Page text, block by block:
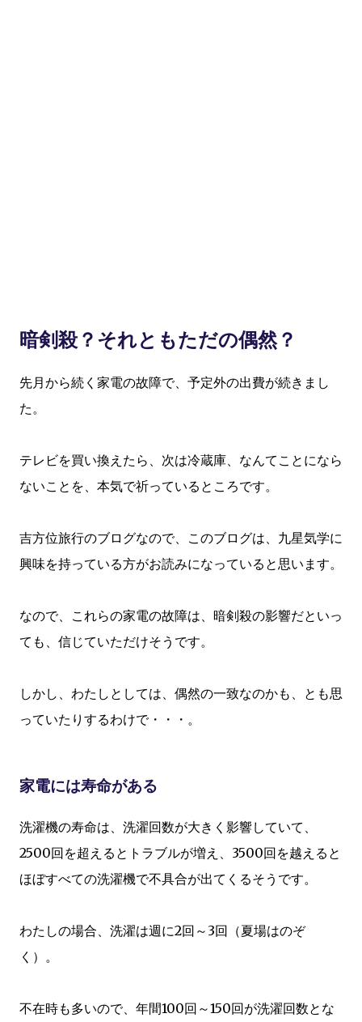
暗剣殺？それともただの偶然？
先月から続く家電の故障で、予定外の出費が続きまし
た。
テレビを買い換えたら、次は冷蔵庫、なんてことになら
ないことを、本気で祈っているところです。
吉方位旅行のブログなので、このブログは、九星気学に
興味を持っている方がお読みになっていると思います。
なので、これらの家電の故障は、暗剣殺の影響だといっ
ても、信じていただけそうです。
しかし、わたしとしては、偶然の一致なのかも、とも思
っていたりするわけで・・・。
家電には寿命がある
洗濯機の寿命は、洗濯回数が大きく影響していて、
2500回を超えるとトラブルが増え、3500回を越えると
ほぼすべての洗濯機で不具合が出てくるそうです。
わたしの場合、洗濯は週に2回～3回（夏場はのぞ
く）。
不在時も多いので、年間100回～150回が洗濯回数とな